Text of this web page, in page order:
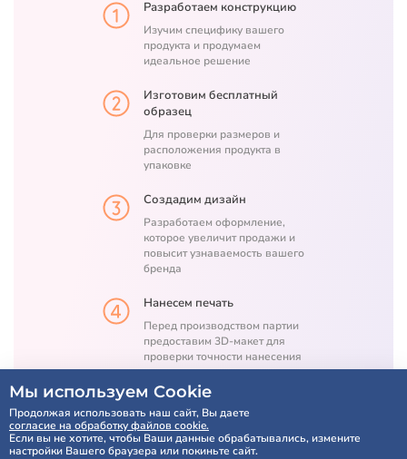
Разработаем конструкцию
Изучим специфику вашего
продукта и продумаем
идеальное решение
Изготовим бесплатный
образец
Для проверки размеров и
расположения продукта в
упаковке
Создадим дизайн
Разработаем оформление,
которое увеличит продажи и
повысит узнаваемость вашего
бренда
Нанесем печать
Перед производством партии
предоставим 3D-макет для
проверки точности нанесения
печати
Расчет по SMS через 5 минут
Мы используем Cookie
Продолжая использовать наш сайт, Вы даете
согласие на обработку файлов cookie.
Если вы не хотите, чтобы Ваши данные обрабатывались, измените
настройки Вашего браузера или покиньте сайт.